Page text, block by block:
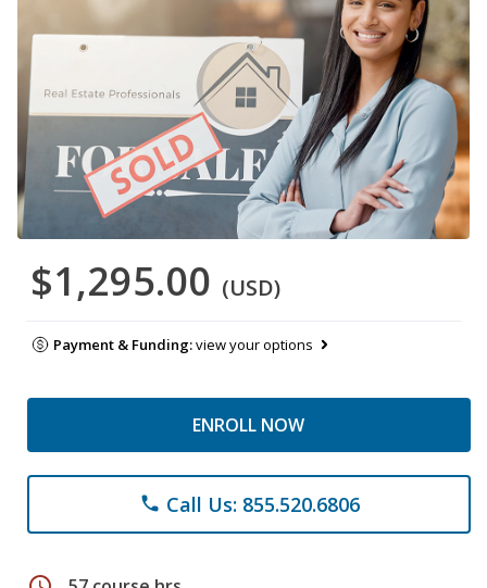
$1,295.00 (USD)
Payment & Funding:view your options
ENROLL NOW
phone Call Us: 855.520.6806